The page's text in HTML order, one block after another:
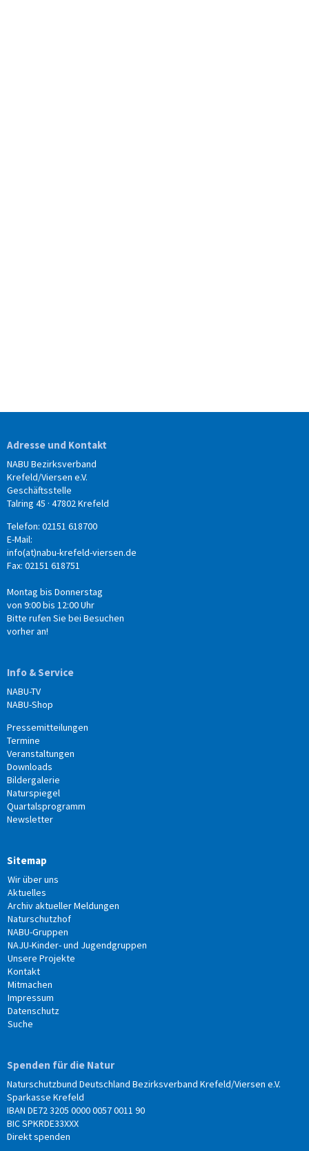
Adresse und Kontakt
NABU Bezirksverband
Krefeld/Viersen e.V.
Geschäftsstelle
Talring 45 · 47802 Krefeld
Telefon: 02151 618700
E-Mail:
info(at)nabu-krefeld-viersen.de
Fax: 02151 618751
Montag bis Donnerstag
von 9:00 bis 12:00 Uhr
Bitte rufen Sie bei Besuchen
vorher an!
Info & Service
NABU-TV
NABU-Shop
Pressemitteilungen
Termine
Veranstaltungen
Downloads
Bildergalerie
Naturspiegel
Quartalsprogramm
Newsletter
Sitemap
Wir über uns
Aktuelles
Archiv aktueller Meldungen
Naturschutzhof
NABU-Gruppen
NAJU-Kinder- und Jugendgruppen
Unsere Projekte
Kontakt
Mitmachen
Impressum
Datenschutz
Suche
Spenden für die Natur
Naturschutzbund Deutschland Bezirksverband Krefeld/Viersen e.V.
Sparkasse Krefeld
IBAN DE72 3205 0000 0057 0011 90
BIC SPKRDE33XXX
Direkt spenden